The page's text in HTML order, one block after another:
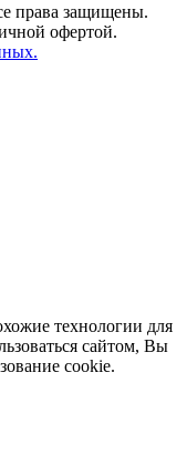
права защищены.
офертой.
технологии для
сайтом, Вы
cookie.